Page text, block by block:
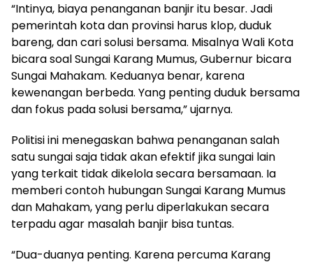
“Intinya, biaya penanganan banjir itu besar. Jadi
pemerintah kota dan provinsi harus klop, duduk
bareng, dan cari solusi bersama. Misalnya Wali Kota
bicara soal Sungai Karang Mumus, Gubernur bicara
Sungai Mahakam. Keduanya benar, karena
kewenangan berbeda. Yang penting duduk bersama
dan fokus pada solusi bersama,” ujarnya.
Politisi ini menegaskan bahwa penanganan salah
satu sungai saja tidak akan efektif jika sungai lain
yang terkait tidak dikelola secara bersamaan. Ia
memberi contoh hubungan Sungai Karang Mumus
dan Mahakam, yang perlu diperlakukan secara
terpadu agar masalah banjir bisa tuntas.
“Dua-duanya penting. Karena percuma Karang